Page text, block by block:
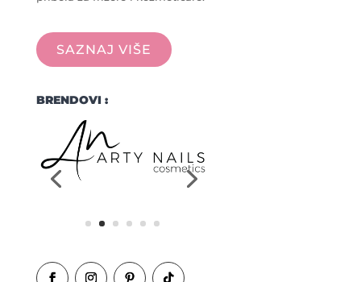
SAZNAJ VIŠE
BRENDOVI :